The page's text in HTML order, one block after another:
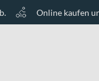
Online kaufen